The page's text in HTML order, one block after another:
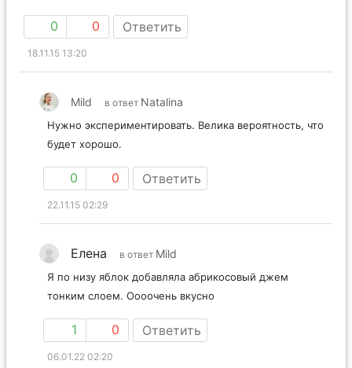
0 0 Ответить
18.11.15 13:20
Mild в ответ Natalina
Нужно экспериментировать. Велика вероятность, что
будет хорошо.
0 0 Ответить
22.11.15 02:29
Елена в ответ Mild
Я по низу яблок добавляла абрикосовый джем
тонким слоем. Оооочень вкусно
1 0 Ответить
06.01.22 02:20